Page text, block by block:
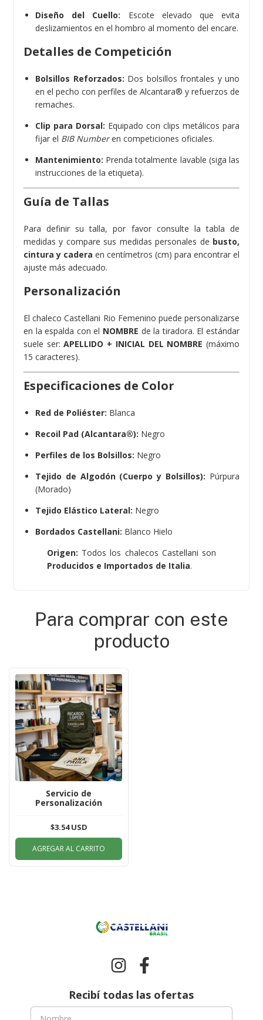
Diseño del Cuello: Escote elevado que evita
deslizamientos en el hombro al momento del encare.
Detalles de Competición
Bolsillos Reforzados: Dos bolsillos frontales y uno
en el pecho con perfiles de Alcantara® y refuerzos de
remaches.
Clip para Dorsal: Equipado con clips metálicos para
fijar el BIB Numberen competiciones oficiales.
Mantenimiento: Prenda totalmente lavable (siga las
instrucciones de la etiqueta).
Guía de Tallas
Para definir su talla, por favor consulte la tabla de
medidas y compare sus medidas personales de busto,
cintura y cadera en centímetros (cm) para encontrar el
ajuste más adecuado.
Personalización
El chaleco Castellani Rio Femenino puede personalizarse
en la espalda con el NOMBRE de la tiradora. El estándar
suele ser:APELLIDO + INICIAL DEL NOMBRE (máximo
15 caracteres).
Especificaciones de Color
Red de Poliéster: Blanca
Recoil Pad (Alcantara®): Negro
Perfiles de los Bolsillos: Negro
Tejido de Algodón (Cuerpo y Bolsillos): Púrpura
(Morado)
Tejido Elástico Lateral: Negro
Bordados Castellani: Blanco Hielo
Origen: Todos los chalecos Castellani son
Producidos e Importados de Italia.
Para comprar con este
producto
Servicio de
Personalización
$3.54 USD
AGREGAR AL CARRITO
Recibí todas las ofertas